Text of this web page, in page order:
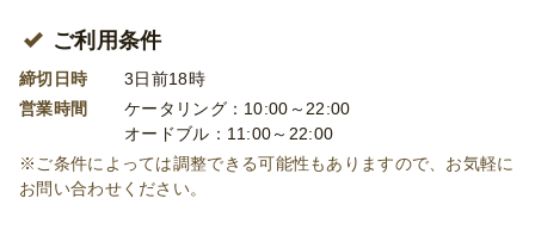
ご利用条件
締切日時
3日前18時
営業時間
ケータリング：10:00～22:00
オードブル：11:00～22:00
※ご条件によっては調整できる可能性もありますので、お気軽に
お問い合わせください。